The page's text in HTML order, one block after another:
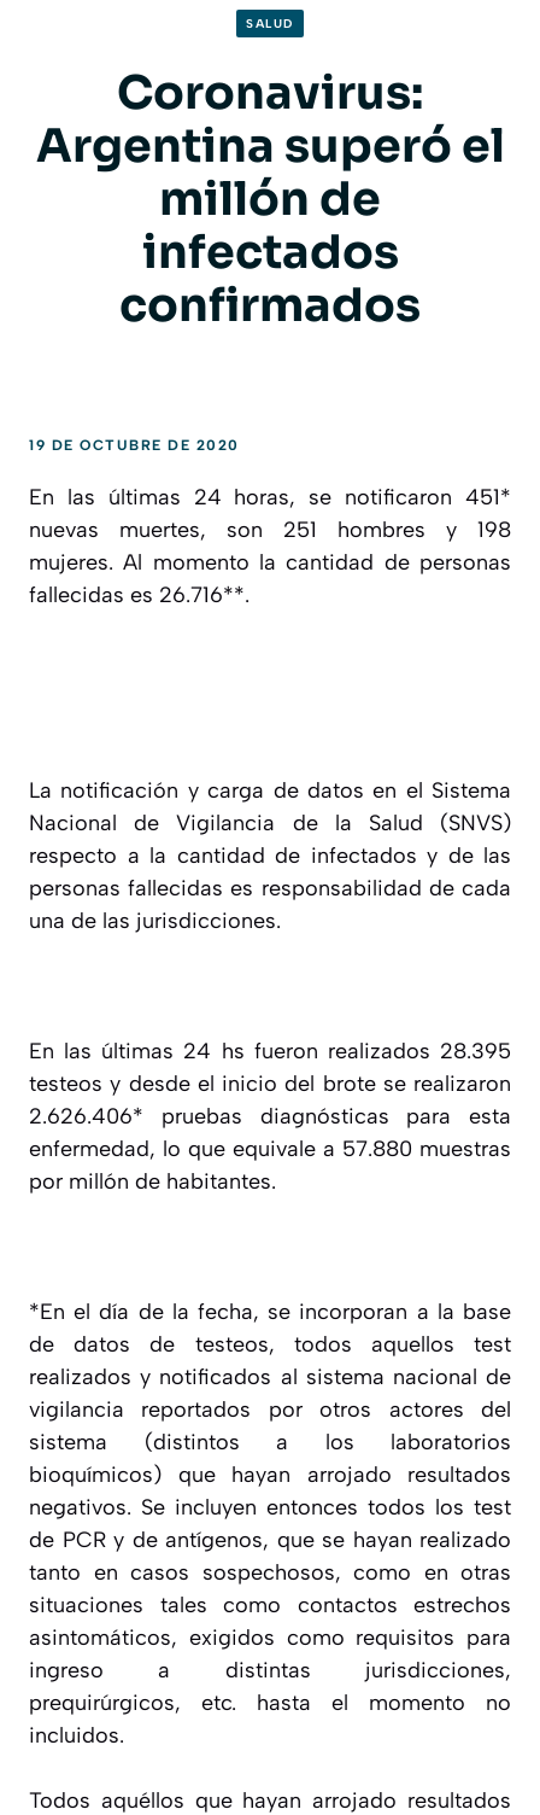
SALUD
Coronavirus:
Argentina superó el
millón de
infectados
confirmados
19 DE OCTUBRE DE 2020
En las últimas 24 horas, se notificaron 451*
nuevas muertes, son 251 hombres y 198
mujeres. Al momento la cantidad de personas
fallecidas es 26.716**.
La notificación y carga de datos en el Sistema
Nacional de Vigilancia de la Salud (SNVS)
respecto a la cantidad de infectados y de las
personas fallecidas es responsabilidad de cada
una de las jurisdicciones.
En las últimas 24 hs fueron realizados 28.395
testeos y desde el inicio del brote se realizaron
2.626.406* pruebas diagnósticas para esta
enfermedad, lo que equivale a 57.880 muestras
por millón de habitantes.
*En el día de la fecha, se incorporan a la base
de datos de testeos, todos aquellos test
realizados y notificados al sistema nacional de
vigilancia reportados por otros actores del
sistema (distintos a los laboratorios
bioquímicos) que hayan arrojado resultados
negativos. Se incluyen entonces todos los test
de PCR y de antígenos, que se hayan realizado
tanto en casos sospechosos, como en otras
situaciones tales como contactos estrechos
asintomáticos, exigidos como requisitos para
ingreso a distintas jurisdicciones,
prequirúrgicos, etc. hasta el momento no
incluidos.
Todos aquéllos que hayan arrojado resultados